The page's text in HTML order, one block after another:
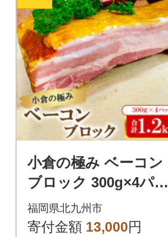
小倉の極み ベーコン
ブロック 300g×4パッ
ク 約1.2kg
福岡県北九州市
寄付金額 13,000円